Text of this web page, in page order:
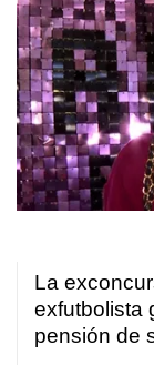
La
exfutbolista
pensión de